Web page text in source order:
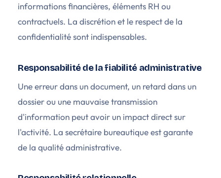
informations financières, éléments RH ou
contractuels. La discrétion et le respect de la
confidentialité sont indispensables.
Responsabilité de la fiabilité administrative
Une erreur dans un document, un retard dans un
dossier ou une mauvaise transmission
d'information peut avoir un impact direct sur
l'activité. La secrétaire bureautique est garante
de la qualité administrative.